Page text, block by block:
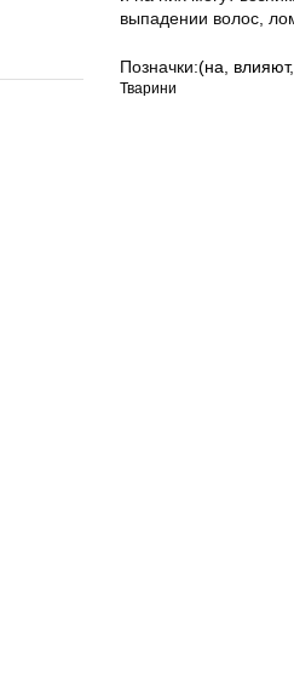
выпадении волос,
Позначки:(на влияют,
Тварини